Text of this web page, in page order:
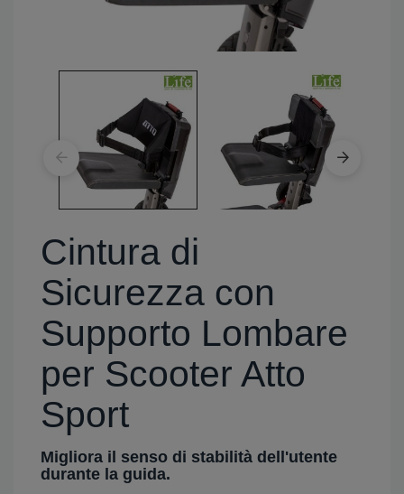
Cintura di
Sicurezza con
Supporto Lombare
per Scooter Atto
Sport
Migliora il senso di stabilità dell'utente
durante la guida.